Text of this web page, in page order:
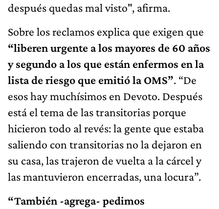
después quedas mal visto", afirma.
Sobre los reclamos explica que exigen que
“liberen urgente a los mayores de 60 años
y segundo a los que están enfermos en la
lista de riesgo que emitió la OMS”. “De
esos hay muchísimos en Devoto. Después
está el tema de las transitorias porque
hicieron todo al revés: la gente que estaba
saliendo con transitorias no la dejaron en
su casa, las trajeron de vuelta a la cárcel y
las mantuvieron encerradas, una locura”.
“También -agrega- pedimos